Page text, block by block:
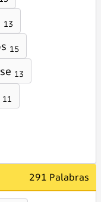
13
15
13
11
291 Palabras